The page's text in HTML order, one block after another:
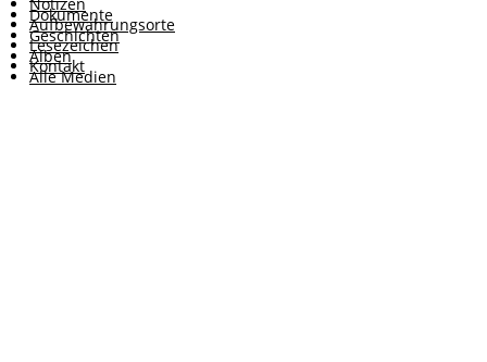
Dokumente
Geschichten
Alben
Alle Medien
Aufbewahrungsorte
Lesezeichen
Kontakt